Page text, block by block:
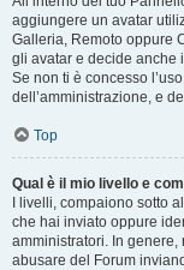
aggiungere un avatar
Galleria, Remoto oppure
gli avatar e decide anche
Se non ti è concesso
dell’amministrazione, e
Top
Qual è il mio livello e
I livelli, compaiono sotto
che hai inviato oppure
amministratori. In
abusare del Forum